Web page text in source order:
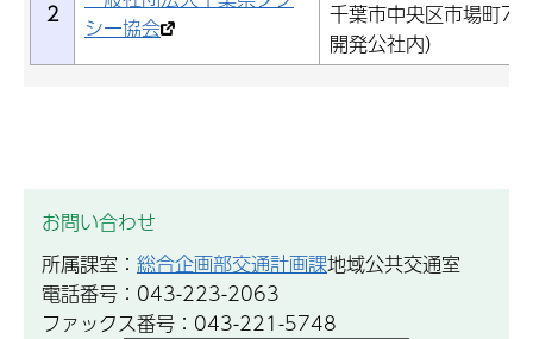
2
シー協会
千葉市中央区市場町7-
開発公社内）
お問い合わせ
所属課室： 総合企画部交通計画課地域公共交通室
電話番号：043-223-2063
ファックス番号：043-221-5748